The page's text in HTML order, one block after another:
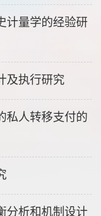
计量学的经验研
及执行研究
私人转移支付的
分析和机制设计